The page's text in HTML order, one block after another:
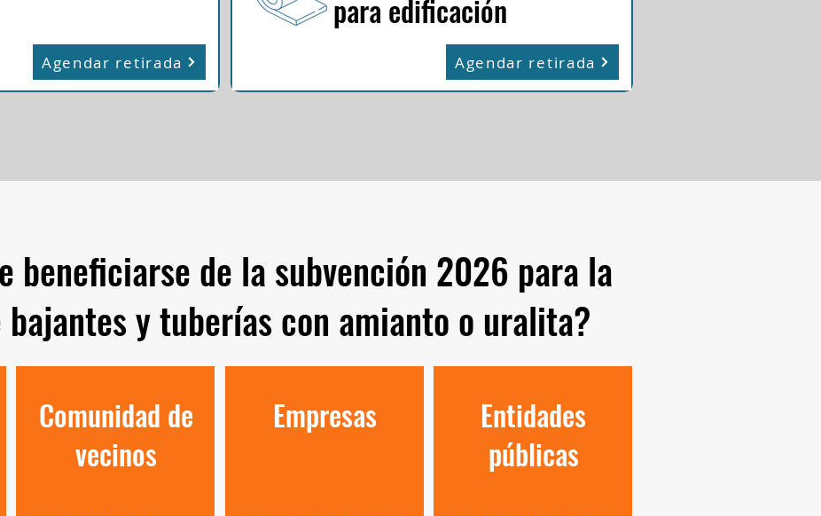
Agendar retirada
para edificación
Agendar retirada
beneficiarse de la subvención 2026 para la
y tuberías con amianto o uralita?
Comunidad de
vecinos
Empresas
Entidades
públicas